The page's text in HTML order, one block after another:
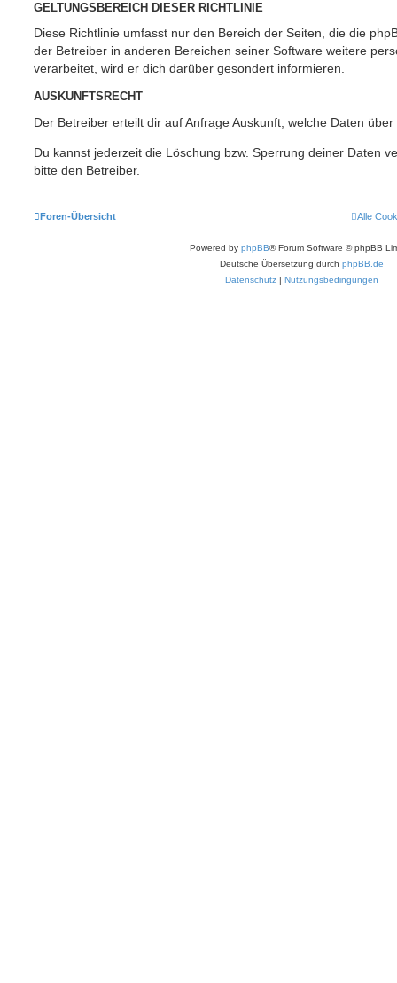
GELTUNGSBEREICH DIESER RICHTLINIE
Diese Richtlinie umfasst nur den Bereich der Seiten, die die
der Betreiber in anderen Bereichen seiner Software weitere
verarbeitet, wird er dich darüber gesondert informieren.
AUSKUNFTSRECHT
Der Betreiber erteilt dir auf Anfrage Auskunft, welche Daten
Du kannst jederzeit die Löschung bzw. Sperrung deiner Daten
bitte den Betreiber.
Foren-Übersicht Alle
Powered by phpBB® Forum Software © phpBB
Deutsche Übersetzung durch phpBB.de
Datenschutz
Nutzungsbedingungen